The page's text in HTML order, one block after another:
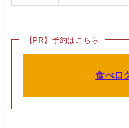
【PR】予約はこちら
食べロ